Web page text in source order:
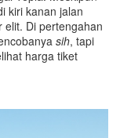
kiri kanan jalan
elit. Di pertengahan
sih, tapi
harga tiket